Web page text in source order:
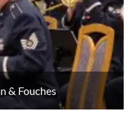
& Fouches